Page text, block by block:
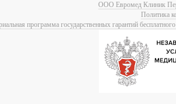
ООО Евромед Клиник
Политика
программа государственных гарантий